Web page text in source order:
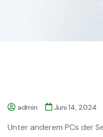
admin Juni 14, 2024
Unter anderem PCs der